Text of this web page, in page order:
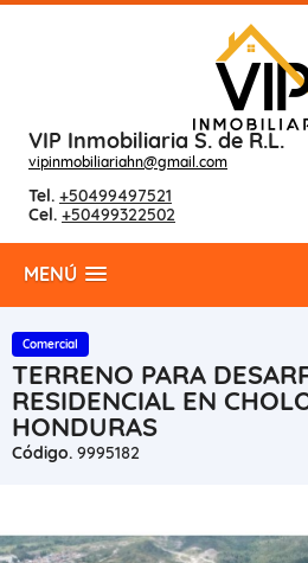
VIP Inmobiliaria S. de R.L.
vipinmobiliariahn@gmail.com
Tel. +50499497521
Cel. +50499322502
MENÚ
Comercial
TERRENO PARA
RESIDENCIAL EN
HONDURAS
Código. 9995182